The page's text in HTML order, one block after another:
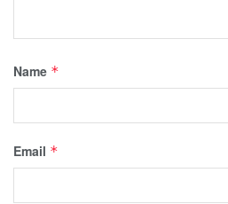
Name *
Email *